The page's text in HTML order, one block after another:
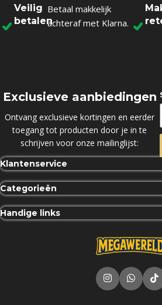
Veilig
betalen
Betaal makkelijk
achteraf met Klarna.
Exclusieve aanbiedingen
Ontvang exclusieve kortingen en eerder
toegang tot producten door je in te
schrijven voor onze mailinglijst:
Klantenservice
Categorieën
Handige links